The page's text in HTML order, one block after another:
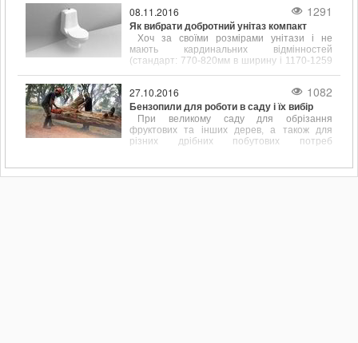
08.11.2016 1291
Як вибрати добротний унітаз компакт
Хоч за своїми розмірами унітази і не
мають кардинальних відмінностей
(стандарт: 770-820мм в ширину і 1170-1259
розміром потрібно враховувати.
27.10.2016 1082
Бензопили для роботи в саду і їх вибір
При великому саду для обрізання
фруктових та інших дерев, а також для
різних дрібних побутових потреб
для майбутнього паркану дуже до речі